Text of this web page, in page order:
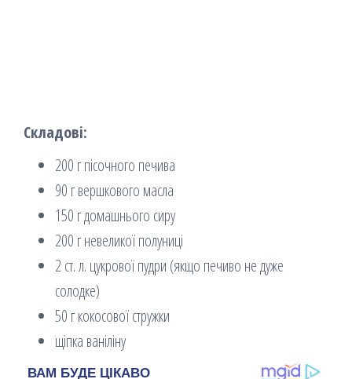
Складові:
200 г пісочного печива
90 г вершкового масла
150 г домашнього сиру
200 г невеликої полуниці
2 ст. л. цукрової пудри (якщо печиво не дуже
солодке)
50 г кокосової стружки
щіпка ваніліну